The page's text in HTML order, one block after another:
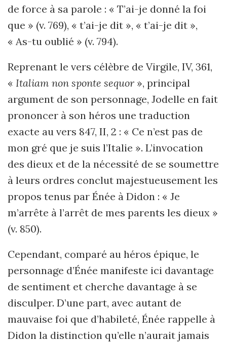
de force à sa parole : « T’ai-je donné la foi
que » (v. 769), « t’ai-je dit », « t’ai-je dit »,
« As-tu oublié » (v. 794).
Reprenant le vers célèbre de Virgile, IV, 361,
« Italiam non sponte sequor », principal
argument de son personnage, Jodelle en fait
prononcer à son héros une traduction
exacte au vers 847, II, 2 : « Ce n’est pas de
mon gré que je suis l’Italie ». L’invocation
des dieux et de la nécessité de se soumettre
à leurs ordres conclut majestueusement les
propos tenus par Énée à Didon : « Je
m’arrête à l’arrêt de mes parents les dieux »
(v. 850).
Cependant, comparé au héros épique, le
personnage d’Énée manifeste ici davantage
de sentiment et cherche davantage à se
disculper. D’une part, avec autant de
mauvaise foi que d’habileté, Énée rappelle à
Didon la distinction qu’elle n’aurait jamais